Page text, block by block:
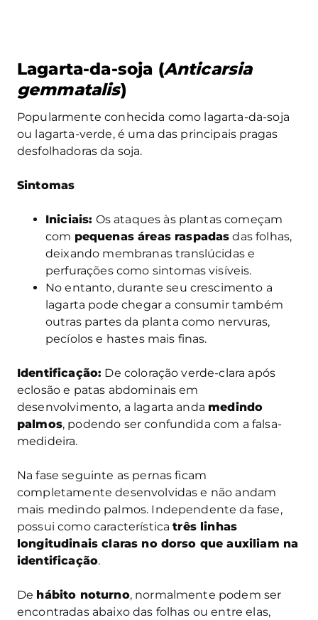
Lagarta-da-soja (Anticarsia
gemmatalis)
Popularmente conhecida como lagarta-da-soja
ou lagarta-verde, é uma das principais pragas
desfolhadoras da soja.
Sintomas
Iniciais: Os ataques às plantas começam
com pequenas áreas raspadas das folhas,
deixando membranas translúcidas e
perfurações como sintomas visíveis.
No entanto, durante seu crescimento a
lagarta pode chegar a consumir também
outras partes da planta como nervuras,
pecíolos e hastes mais finas.
Identificação: De coloração verde-clara após
eclosão e patas abdominais em
desenvolvimento, a lagarta anda medindo
palmos, podendo ser confundida com a falsa-
medideira.
Na fase seguinte as pernas ficam
completamente desenvolvidas e não andam
mais medindo palmos. Independente da fase,
possui como característicatrês linhas
longitudinais claras no dorso que auxiliam na
identificação.
De hábito noturno, normalmente podem ser
encontradas abaixo das folhas ou entre elas,